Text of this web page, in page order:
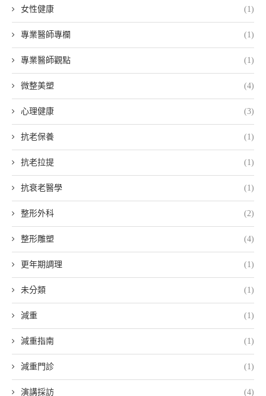
女性健康 (1)
專業醫師專欄 (1)
專業醫師觀點 (1)
微整美塑 (4)
心理健康 (3)
抗老保養 (1)
抗老拉提 (1)
抗衰老醫學 (1)
整形外科 (2)
整形雕塑 (4)
更年期調理 (1)
未分類 (1)
減重 (1)
減重指南 (1)
減重門診 (1)
演講採訪 (4)